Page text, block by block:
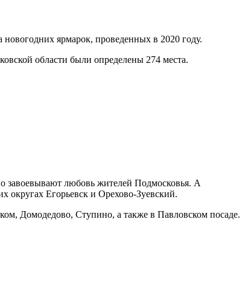
ярмарок, проведенных в 2020 году.
области были определены 274 места.
любовь жителей Подмосковья. А
округах Егорьевск и Орехово-Зуевский.
Домодедово, Ступино, а также в Павловском посаде.